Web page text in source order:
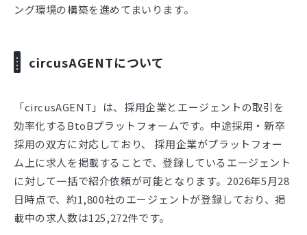
ング環境の構築を進めてまいります。
circusAGENTについて
「circusAGENT」は、採用企業とエージェントの取引を
効率化するBtoBプラットフォームです。中途採用・新卒
採用の双方に対応しており、 採用企業がプラットフォー
ム上に求人を掲載することで、登録しているエージェント
に対して一括で紹介依頼が可能となります。2026年5月28
日時点で、約1,800社のエージェントが登録しており、掲
載中の求人数は125,272件です。